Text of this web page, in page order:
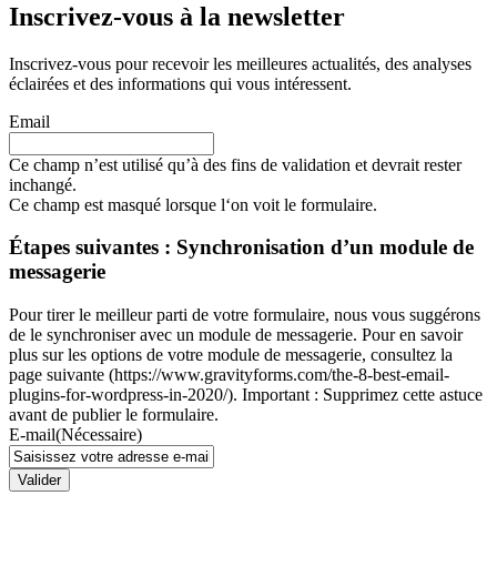
Inscrivez-vous à la newsletter
Inscrivez-vous pour recevoir les meilleures actualités, des analyses
éclairées et des informations qui vous intéressent.
Email
Ce champ n’est utilisé qu’à des fins de validation et devrait rester
inchangé.
Ce champ est masqué lorsque l‘on voit le formulaire.
Étapes suivantes : Synchronisation d’un module de
messagerie
Pour tirer le meilleur parti de votre formulaire, nous vous suggérons
de le synchroniser avec un module de messagerie. Pour en savoir
plus sur les options de votre module de messagerie, consultez la
page suivante (https://www.gravityforms.com/the-8-best-email-
plugins-for-wordpress-in-2020/). Important : Supprimez cette astuce
avant de publier le formulaire.
E-mail(Nécessaire)
Valider